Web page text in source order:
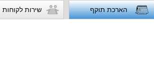
הארכת תוקף שירות לקוחות